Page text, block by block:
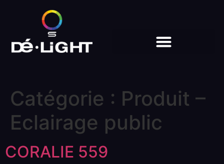
Catégorie : Produit –
Eclairage public
CORALIE 559